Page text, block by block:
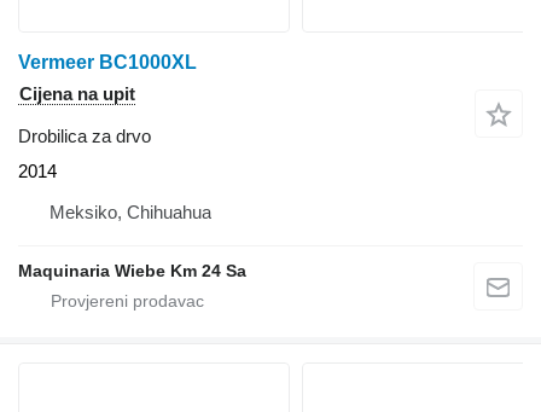
Vermeer BC1000XL
Cijena na upit
Drobilica za drvo
2014
Meksiko, Chihuahua
Maquinaria Wiebe Km 24 Sa